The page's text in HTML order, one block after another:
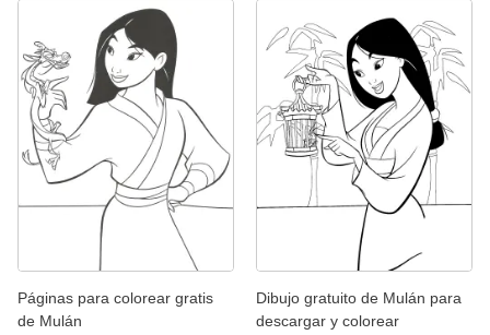
Páginas para colorear gratis
de Mulán
Dibujo gratuito de Mulán para
descargar y colorear